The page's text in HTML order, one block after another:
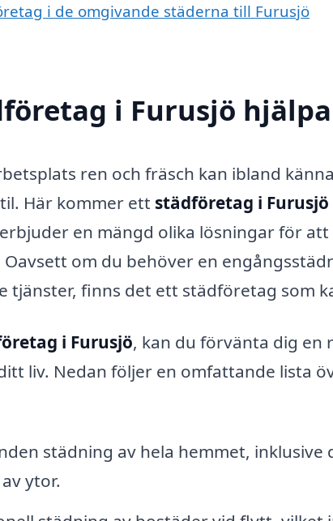
i de omgivande städerna till Furusjö
i Furusjö
ren och fräsch kan ibland
Här kommer ett städföretag i Furusjö
en mängd olika lösningar för
om du behöver en
tjänster, finns det ett städföretag som
i Furusjö, kan du förvänta dig en
liv. Nedan följer en omfattande lista
städning av hela hemmet, inklusive
ytor.